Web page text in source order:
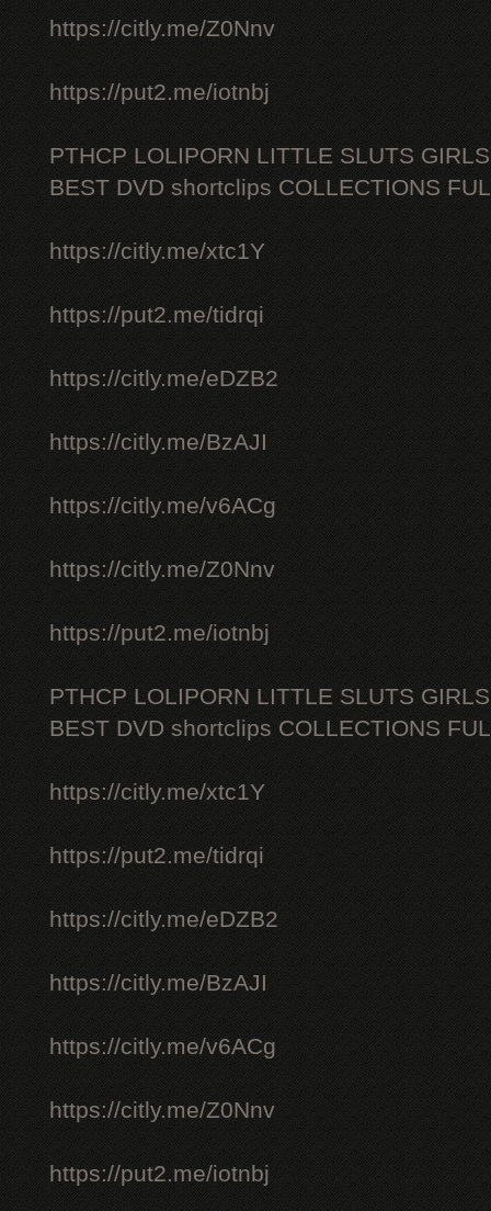
https://citly.me/Z0Nnv
https://put2.me/iotnbj
PTHCP LOLIPORN LITTLE SLUTS
BEST DVD shortclips COLLECTIONS
https://citly.me/xtc1Y
https://put2.me/tidrqi
https://citly.me/eDZB2
https://citly.me/BzAJI
https://citly.me/v6ACg
https://citly.me/Z0Nnv
https://put2.me/iotnbj
PTHCP LOLIPORN LITTLE SLUTS
BEST DVD shortclips COLLECTIONS
https://citly.me/xtc1Y
https://put2.me/tidrqi
https://citly.me/eDZB2
https://citly.me/BzAJI
https://citly.me/v6ACg
https://citly.me/Z0Nnv
https://put2.me/iotnbj